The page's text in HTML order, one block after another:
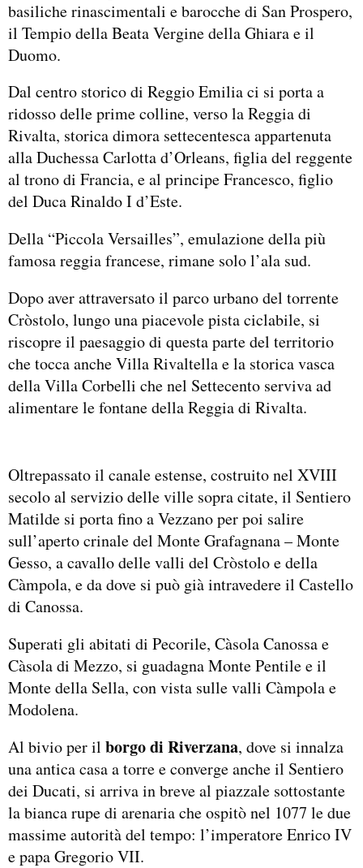
basiliche rinascimentali e barocche di San Prospero,
il Tempio della Beata Vergine della Ghiara e il
Duomo.
Dal centro storico di Reggio Emilia ci si porta a
ridosso delle prime colline, verso la Reggia di
Rivalta, storica dimora settecentesca appartenuta
alla Duchessa Carlotta d’Orleans, figlia del reggente
al trono di Francia, e al principe Francesco, figlio
del Duca Rinaldo I d’Este.
Della “Piccola Versailles”, emulazione della più
famosa reggia francese, rimane solo l’ala sud.
Dopo aver attraversato il parco urbano del torrente
Cròstolo, lungo una piacevole pista ciclabile, si
riscopre il paesaggio di questa parte del territorio
che tocca anche Villa Rivaltella e la storica vasca
della Villa Corbelli che nel Settecento serviva ad
alimentare le fontane della Reggia di Rivalta.
Oltrepassato il canale estense, costruito nel XVIII
secolo al servizio delle ville sopra citate, il Sentiero
Matilde si porta fino a Vezzano per poi salire
sull’aperto crinale del Monte Grafagnana – Monte
Gesso, a cavallo delle valli del Cròstolo e della
Càmpola, e da dove si può già intravedere il Castello
di Canossa.
Superati gli abitati di Pecorile, Càsola Canossa e
Càsola di Mezzo, si guadagna Monte Pentile e il
Monte della Sella, con vista sulle valli Càmpola e
Modolena.
Al bivio per il borgo di Riverzana, dove si innalza
una antica casa a torre e converge anche il Sentiero
dei Ducati, si arriva in breve al piazzale sottostante
la bianca rupe di arenaria che ospitò nel 1077 le due
massime autorità del tempo: l’imperatore Enrico IV
e papa Gregorio VII.